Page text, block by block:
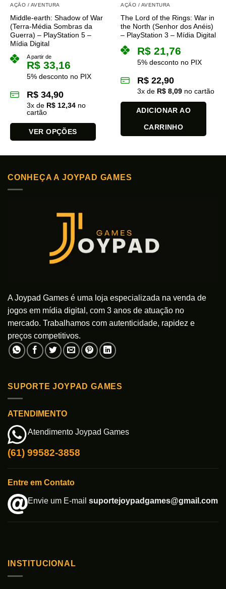
página
do
produto
AÇÃO / AVENTURA
Middle-earth: Shadow of War
(Terra-Média Sombras da
Guerra) – PlayStation 5 –
Mídia Digital
A partir de
R$ 33,16
5% desconto no PIX
R$ 34,90
3x de R$ 12,34 no
cartão
VER OPÇÕES
produto
várias
variantes.
AÇÃO / AVENTURA
The Lord of the Rings: War in
the North (Senhor dos Anéis)
– PlayStation 3 – Mídia Digital
R$ 21,76
5% desconto no PIX
R$ 22,90
3x de R$ 8,09 no cartão
ADICIONAR AO
CARRINHO
CONHEÇA A JOYPAD GAMES
A Joypad Games é uma loja especializada na venda de
jogos em mídia digital, com 3 anos de atuação no
mercado. Trabalhamos com autenticidade, rapidez e
preços competitivos.
SUPORTE JOYPAD GAMES
ATENDIMENTO
Atendimento Joypad Games
(61) 99582-3858
Entre em Contato
Envie um E-mail suportejoypadgames@gmail.com
INSTITUCIONAL